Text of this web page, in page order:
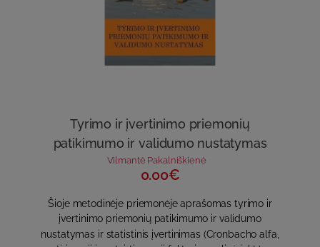
Tyrimo ir įvertinimo priemonių
patikimumo ir validumo nustatymas
Vilmantė Pakalniškienė
0.00€
Šioje metodinėje priemonėje aprašomas tyrimo ir
įvertinimo priemonių patikimumo ir validumo
nustatymas ir statistinis įvertinimas (Cronbacho alfa,